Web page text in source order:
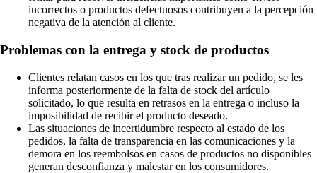
incorrectos o productos defectuosos contribuyen a la percepción
negativa de la atención al cliente.
Problemas con la entrega y stock de productos
Clientes relatan casos en los que tras realizar un pedido, se les
informa posteriormente de la falta de stock del artículo
solicitado, lo que resulta en retrasos en la entrega o incluso la
imposibilidad de recibir el producto deseado.
Las situaciones de incertidumbre respecto al estado de los
pedidos, la falta de transparencia en las comunicaciones y la
demora en los reembolsos en casos de productos no disponibles
generan desconfianza y malestar en los consumidores.